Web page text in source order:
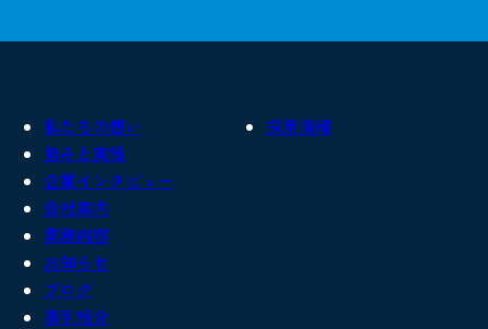
私たちの想い
強みと実績
企業インタビュー
会社案内
業務内容
お知らせ
ブログ
事例紹介
採用情報